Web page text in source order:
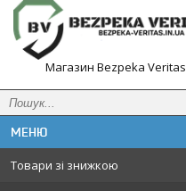
Магазин Bezpeka Veritas
Товари зі знижкою